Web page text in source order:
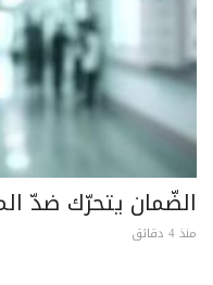
الضّمان يتحرّك ضدّ
منذ 4 دقائق